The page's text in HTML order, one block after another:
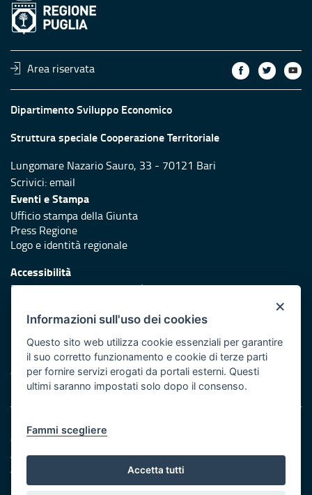
Area riservata
Dipartimento Sviluppo Economico
Struttura speciale Cooperazione Territoriale
Lungomare Nazario Sauro, 33 - 70121 Bari
Scrivici:email
Eventi e Stampa
Ufficio stampa della Giunta
Press Regione
Logo e identità regionale
Accessibilità
Dichiarazione di accessibilità
Redazione
Protezione civile
Vai al sito di Protezione Civile Puglia
Note legali
Cookie e privacy
Amministrazione trasparente
Atti di notifica
Feed RSS
×
Informazioni sull'uso dei cookies
Questo sito web utilizza cookie essenziali per garantire
il suo corretto funzionamento e cookie di terze parti
per fornire servizi erogati da portali esterni. Questi
ultimi saranno impostati solo dopo il consenso.
Fammi scegliere
Accetta tutti